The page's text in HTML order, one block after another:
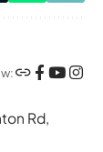
Rd,